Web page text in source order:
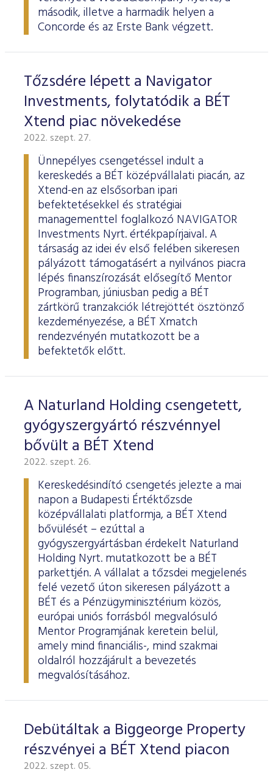
ESG Útmutató
második, illetve a harmadik helyen a
Concorde és az Erste Bank végzett.
Tőzsdére lépett a Navigator
Investments, folytatódik a BÉT
Xtend piac növekedése
2022. szept. 27.
Ünnepélyes csengetéssel indult a
kereskedés a BÉT középvállalati piacán, az
Xtend-en az elsősorban ipari
befektetésekkel és stratégiai
managementtel foglalkozó NAVIGATOR
Investments Nyrt. értékpapírjaival. A
társaság az idei év első felében sikeresen
pályázott támogatásért a nyilvános piacra
lépés finanszírozását elősegítő Mentor
Programban, júniusban pedig a BÉT
zártkörű tranzakciók létrejöttét ösztönző
kezdeményezése, a BÉT Xmatch
rendezvényén mutatkozott be a
befektetők előtt.
A Naturland Holding csengetett,
gyógyszergyártó részvénnyel
bővült a BÉT Xtend
2022. szept. 26.
Kereskedésindító csengetés jelezte a mai
napon a Budapesti Értéktőzsde
középvállalati platformja, a BÉT Xtend
bővülését – ezúttal a
gyógyszergyártásban érdekelt Naturland
Holding Nyrt. mutatkozott be a BÉT
parkettjén. A vállalat a tőzsdei megjelenés
felé vezető úton sikeresen pályázott a
BÉT és a Pénzügyminisztérium közös,
európai uniós forrásból megvalósuló
Mentor Programjának keretein belül,
amely mind financiális-, mind szakmai
oldalról hozzájárult a bevezetés
megvalósításához.
Debütáltak a Biggeorge Property
részvényei a BÉT Xtend piacon
2022. szept. 05.